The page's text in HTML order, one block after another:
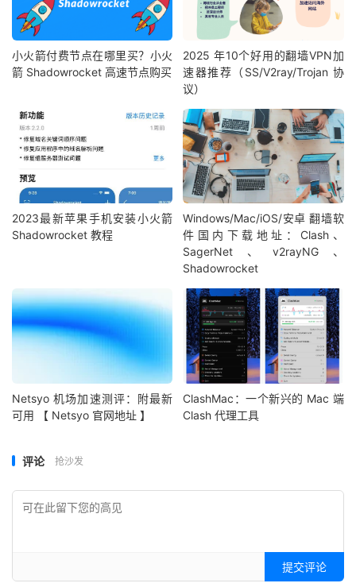
小火箭付费节点在哪里买？小火
箭 Shadowrocket 高速节点购买
2025 年10个好用的翻墙VPN加
速器推荐（SS/V2ray/Trojan 协
议）
2023最新苹果手机安装小火箭
Shadowrocket 教程
Windows/Mac/iOS/安卓 翻墙软
件国内下载地址：Clash、
SagerNet、v2rayNG、
Shadowrocket
Netsyo 机场加速测评：附最新
可用 【 Netsyo 官网地址 】
ClashMac：一个新兴的 Mac 端
Clash 代理工具
评论 抢沙发
提交评论